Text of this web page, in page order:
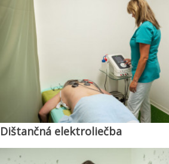
Dištančná elektroliečba